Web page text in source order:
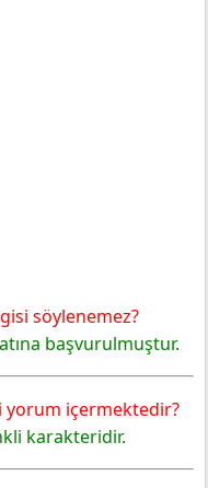
söylenemez?
başvurulmuştur.
yorum içermektedir?
karakteridir.